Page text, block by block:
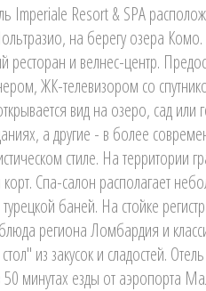
Imperiale Resort & SPA
на берегу озера Комо.
ресторан и велнес-центр.
ЖК-телевизором со
вид на озеро, сад
а другие - в более
стиле. На территории
Спа-салон располагает
баней. На стойке
региона Ломбардия и
из закусок и сладостей.
минутах езды от аэропорта